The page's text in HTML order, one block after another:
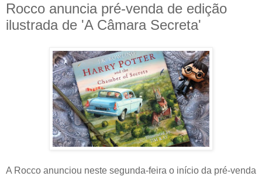
Rocco anuncia pré-venda de edição
ilustrada de 'A Câmara Secreta'
A Rocco anunciou neste segunda-feira o início da pré-venda